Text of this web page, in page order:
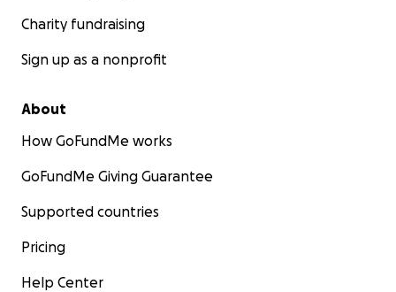
Charity fundraising
Sign up as a nonprofit
About
How GoFundMe works
GoFundMe Giving Guarantee
Supported countries
Pricing
Help Center